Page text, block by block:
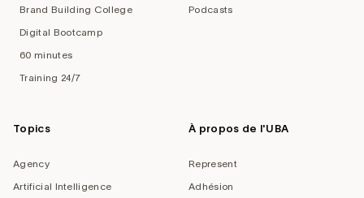
Brand Building College
Digital Bootcamp
60 minutes
Training 24/7
Podcasts
Topics
Agency
Artificial Intelligence
À propos de l'UBA
Represent
Adhésion